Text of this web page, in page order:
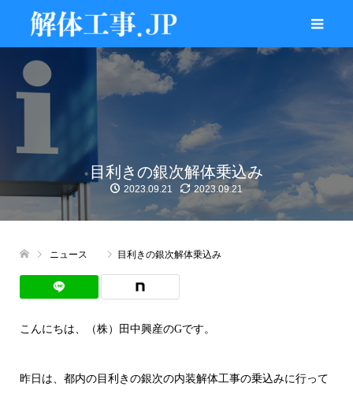
目利きの銀次解体乗込み
2023.09.21 2023.09.21
ニュース 目利きの銀次解体乗込み
こんにちは、（株）田中興産のGです。
昨日は、都内の目利きの銀次の内装解体工事の乗込みに行って